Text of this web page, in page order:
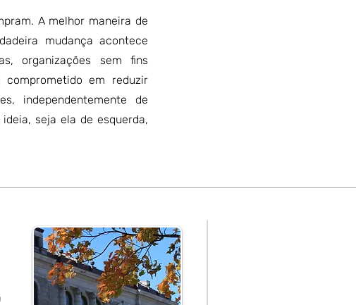
A melhor maneira de
mudança acontece
organizações sem fins
comprometido em reduzir
independentemente de
seja ela de esquerda,